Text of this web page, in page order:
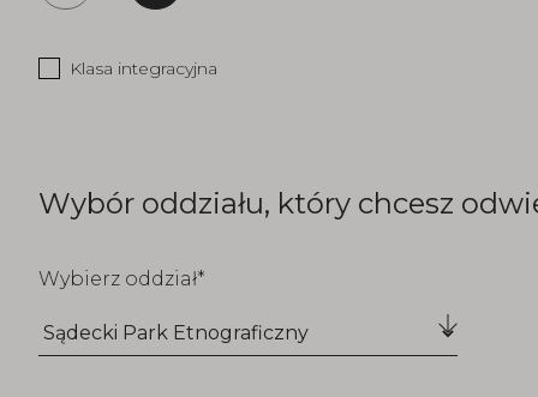
Klasa integracyjna
Wybór oddziału, który chcesz
Wybierz oddział